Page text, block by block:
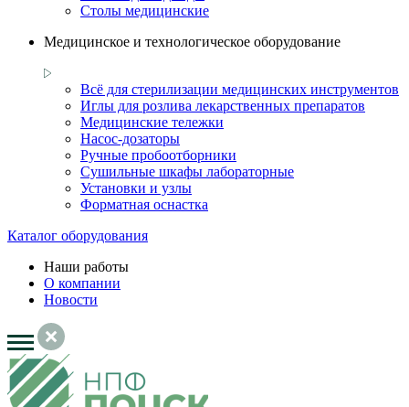
Столы медицинские
Медицинское и технологическое оборудование
Всё для стерилизации медицинских инструментов
Иглы для розлива лекарственных препаратов
Медицинские тележки
Насос-дозаторы
Ручные пробоотборники
Сушильные шкафы лабораторные
Установки и узлы
Форматная оснастка
Каталог оборудования
Наши работы
О компании
Новости